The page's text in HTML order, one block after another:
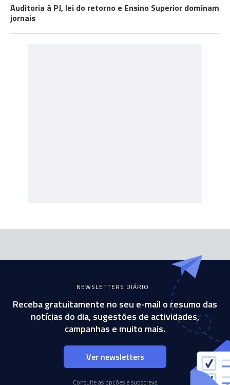
Auditoria à PJ, lei do retorno e Ensino Superior dominam
jornais
NEWSLETTERS DIÁRIO
Receba gratuitamente no seu e-mail o resumo das
notícias do dia, sugestões de actividades,
campanhas e muito mais.
Ver newsletters
Consulte as opções e subscreva